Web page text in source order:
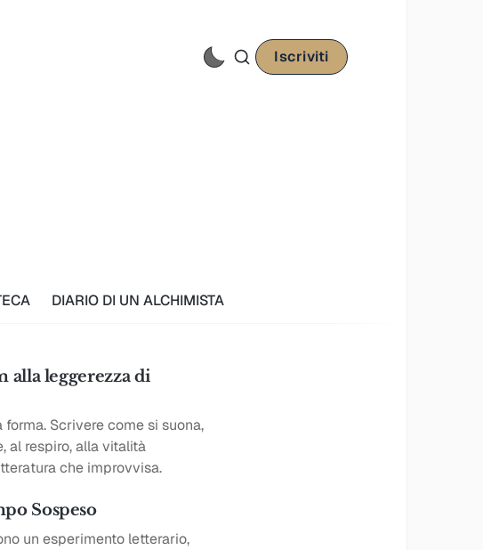
Iscriviti
DIARIO DI UN ALCHIMISTA
alla leggerezza di
Scrivere come si suona,
al respiro, alla vitalità
che improvvisa.
Sospeso
un esperimento letterario,